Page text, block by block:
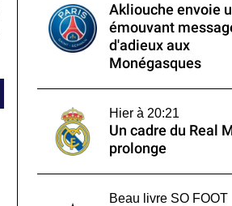
Akliouche envoie
émouvant
d'adieux aux
Monégasques
Hier à 20:21
Un cadre du Real
prolonge
Beau livre SO FOOT